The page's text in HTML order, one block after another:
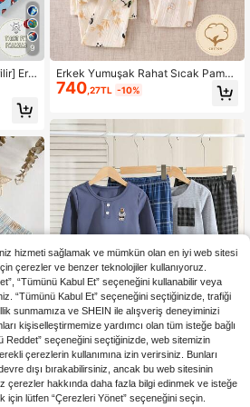
9
Erk
2
Giyim,
Raha
Erkek Yumuşak Rahat Sıcak Pamuk
Hissiyatlı Bej Fil Panda Ayı Köpek Y
avrusu Harf Baskılı Desenli Yaka De
tolonlu 4 Parça Pijama Takımı 1
740 ,27TL -10%
SHEIN Çocuk Genç Erkek Sad
e Düz Renk Yuvarlak Yaka Uzun Ko
hizmeti sağlamak ve mümkün olan en iyi web sitesi
çerezler ve benzer teknolojiler kullanıyoruz.
“Tümünü Kabul Et” seçeneğini kullanabilir veya
“Tümünü Kabul Et” seçeneğini seçtiğinizde, trafiği
sunmamıza ve SHEIN ile alışveriş deneyiminizi
kişiselleştirmemize yardımcı olan tüm isteğe bağlı
Reddet” seçeneğini seçtiğinizde, web sitemizin
çerezlerin kullanımına izin verirsiniz. Bunları
dışı bırakabilirsiniz, ancak bu web sitesinin
çerezler hakkında daha fazla bilgi edinmek ve isteğe
için lütfen “Çerezleri Yönet” seçeneğini seçin.